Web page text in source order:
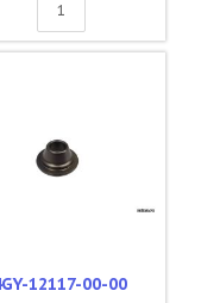
12117-00-00